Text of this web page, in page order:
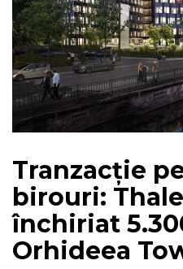
Tranzacție
birouri:
închiriat
Orhideea